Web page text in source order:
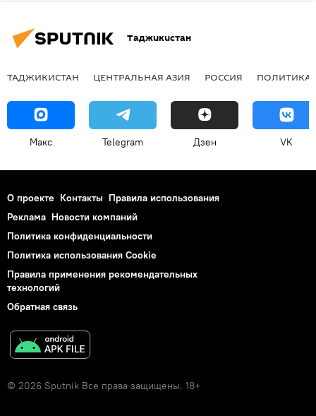
Таджикистан
ТАДЖИКИСТАН ЦЕНТРАЛЬНАЯ АЗИЯ РОССИЯ ПОЛИТИКА
Макс Telegram Дзен VK
О проекте Контакты Правила использования
Реклама Новости компаний
Политика конфиденциальности
Политика использования Cookie
Правила применения рекомендательных
технологий
Обратная связь
© 2026 Sputnik Все права защищены. 18+